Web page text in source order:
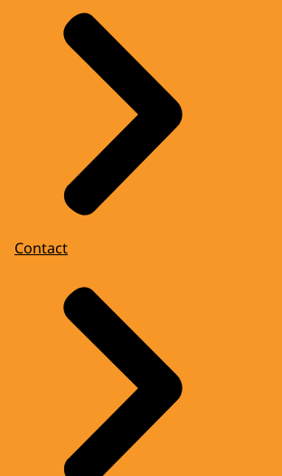
Contact